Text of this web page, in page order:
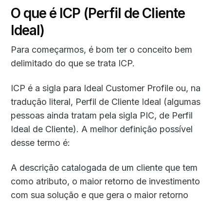
O que é ICP (Perfil de Cliente
Ideal)
Para começarmos, é bom ter o conceito bem
delimitado do que se trata ICP.
ICP é a sigla para Ideal Customer Profile ou, na
tradução literal, Perfil de Cliente Ideal (algumas
pessoas ainda tratam pela sigla PIC, de Perfil
Ideal de Cliente). A melhor definição possível
desse termo é:
A descrição catalogada de um cliente que tem
como atributo, o maior retorno de investimento
com sua solução e que gera o maior retorno